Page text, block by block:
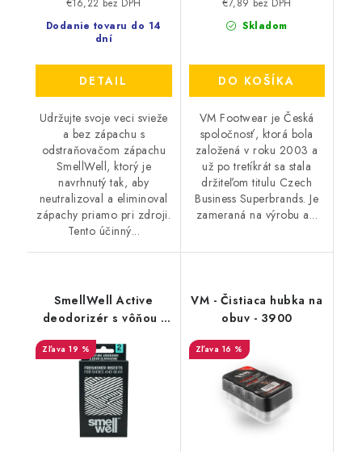
Dodanie tovaru do 14
dní
€16,22 bez DPH
DETAIL
Udržujte svoje veci svieže
a bez zápachu s
odstraňovačom zápachu
SmellWell, ktorý je
navrhnutý tak, aby
neutralizoval a eliminoval
zápachy priamo pri zdroji.
Tento účinný...
Skladom
€7,89 bez DPH
DO KOŠÍKA
VM Footwear je Česká
spoločnosť, ktorá bola
založená v roku 2003 a
už po tretíkrát sa stala
držiteľom titulu Czech
Business Superbrands. Je
zameraná na výrobu a...
SmellWell Active
deodorizér s vôňou -
19 %
VM - Čistiaca hubka na
obuv - 3900
16 %